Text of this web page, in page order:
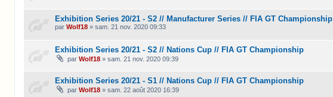
Exhibition Series 20/21 - S2 // Manufacturer Series // FIA GT Championship
parWolf18 »sam. 21 nov. 2020 09:33
Exhibition Series 20/21 - S2 // Nations Cup // FIA GT Championship
parWolf18 »sam. 21 nov. 2020 09:39
Exhibition Series 20/21 - S1 // Nations Cup // FIA GT Championship
parWolf18 »sam. 22 août 2020 16:39